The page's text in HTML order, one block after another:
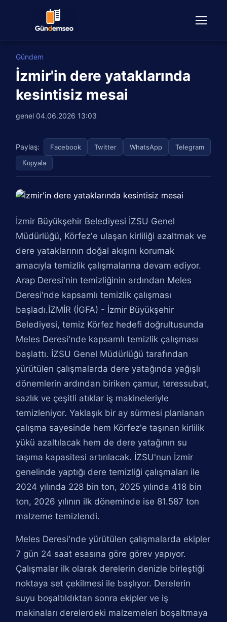
Gündem
İzmir'in dere yataklarında
kesintisiz mesai
genel 04.06.2026 13:03
Paylaş: Facebook Twitter WhatsApp Telegram
Kopyala
İzmir Büyükşehir Belediyesi İZSU Genel
Müdürlüğü, Körfez'e ulaşan kirliliği azaltmak ve
dere yataklarının doğal akışını korumak
amacıyla temizlik çalışmalarına devam ediyor.
Arap Deresi'nin temizliğinin ardından Meles
Deresi'nde kapsamlı temizlik çalışması
başladı.İZMİR (İGFA) - İzmir Büyükşehir
Belediyesi, temiz Körfez hedefi doğrultusunda
Meles Deresi'nde kapsamlı temizlik çalışması
başlattı. İZSU Genel Müdürlüğü tarafından
yürütülen çalışmalarda dere yatağında yağışlı
dönemlerin ardından biriken çamur, teressubat,
sazlık ve çeşitli atıklar iş makineleriyle
temizleniyor. Yaklaşık bir ay sürmesi planlanan
çalışma sayesinde hem Körfez'e taşınan kirlilik
yükü azaltılacak hem de dere yatağının su
taşıma kapasitesi artırılacak. İZSU'nun İzmir
genelinde yaptığı dere temizliği çalışmaları ile
2024 yılında 228 bin ton, 2025 yılında 418 bin
ton, 2026 yılının ilk döneminde ise 81.587 ton
malzeme temizlendi.
Meles Deresi'nde yürütülen çalışmalarda ekipler
7 gün 24 saat esasına göre görev yapıyor.
Çalışmalar ilk olarak derelerin denizle birleştiği
noktaya set çekilmesi ile başlıyor. Derelerin
suyu boşaltıldıktan sonra ekipler ve iş
makinaları derelerdeki malzemeleri boşaltmaya